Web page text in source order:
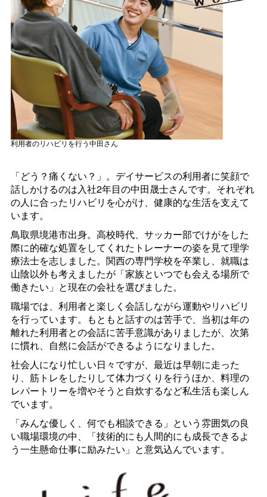
利用者のリハビリを行う中田さん
「どう？痛くない？」。デイサービスの利用者に笑顔で
話しかけるのは入社2年目の中田晟士さんです。それぞれ
の人に合ったリハビリを心がけ、健康的な生活を支えて
います。
鳥取県境港市出身。高校時代、サッカー部でけがをした
際に的確な処置をしてくれたトレーナーの姿を見て理学
療法士を志しました。関西の専門学校を卒業し、就職は
山陰以外も考えましたが「家族といつでも会える場所で
働きたい」と現在の会社を選びました。
職場では、利用者と楽しく会話しながら運動やリハビリ
を行っています。もともと話すのは苦手で、当初は年の
離れた利用者との会話に苦手意識がありましたが、次第
に慣れ、自然に会話ができるようになりました。
社会人になり忙しい日々ですが、最近は早朝に走った
り、筋トレをしたりして体力づくりを行うほか、料理の
レパートリーを増やそうと自炊するなど私生活も楽しん
でいます。
「みんな優しく、何でも相談できる」という雰囲気の良
い職場環境の中、「技術的にも人間的にも成長できるよ
う一生懸命仕事に励みたい」と意気込んでいます。